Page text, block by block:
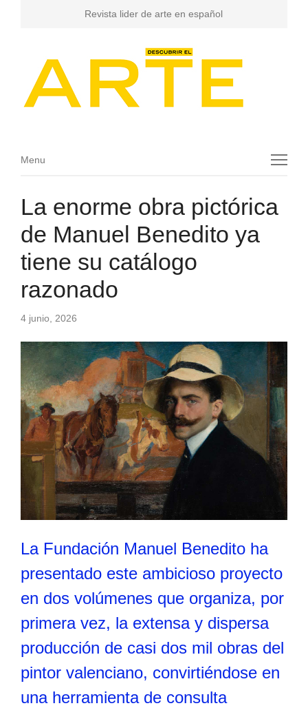
Revista lider de arte en español
Menu
Menu
La enorme obra pictórica
de Manuel Benedito ya
tiene su catálogo
razonado
4 junio, 2026
La Fundación Manuel Benedito ha
presentado este ambicioso proyecto
en dos volúmenes que organiza, por
primera vez, la extensa y dispersa
producción de casi dos mil obras del
pintor valenciano, convirtiéndose en
una herramienta de consulta